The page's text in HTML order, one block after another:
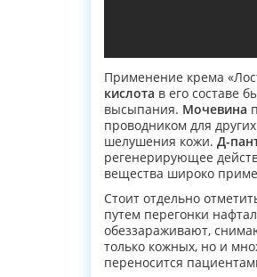
Применение крема
кислота в его составе
высыпания. Мочевина
проводником для
шелушения кожи. Д-
регенерирующее
вещества широко
Стоит отдельно
путем перегонки
обеззараживают,
только кожных, но и
переносится